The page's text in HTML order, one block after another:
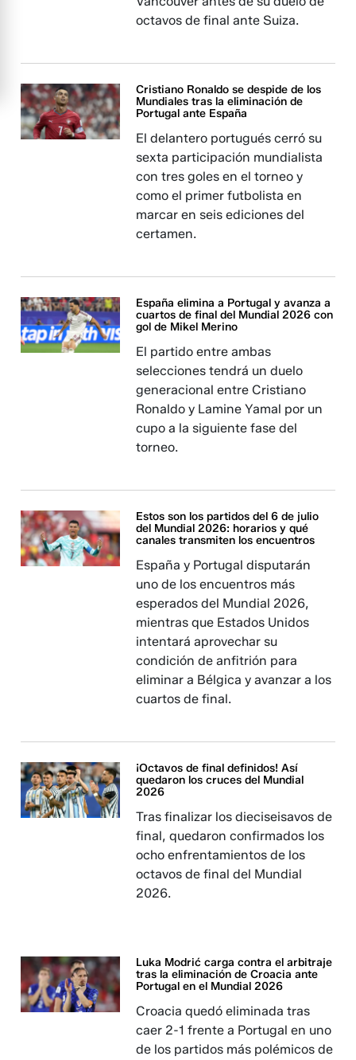
octavos de final ante Suiza.
Cristiano Ronaldo se despide de los
Mundiales tras la eliminación de
Portugal ante España
El delantero portugués cerró su
sexta participación mundialista
con tres goles en el torneo y
como el primer futbolista en
marcar en seis ediciones del
certamen.
España elimina a Portugal y avanza a
cuartos de final del Mundial 2026 con
gol de Mikel Merino
El partido entre ambas
selecciones tendrá un duelo
generacional entre Cristiano
Ronaldo y Lamine Yamal por un
cupo a la siguiente fase del
torneo.
Estos son los partidos del 6 de julio
del Mundial 2026: horarios y qué
canales transmiten los encuentros
España y Portugal disputarán
uno de los encuentros más
esperados del Mundial 2026,
mientras que Estados Unidos
intentará aprovechar su
condición de anfitrión para
eliminar a Bélgica y avanzar a los
cuartos de final.
¡Octavos de final definidos! Así
quedaron los cruces del Mundial
2026
Tras finalizar los dieciseisavos de
final, quedaron confirmados los
ocho enfrentamientos de los
octavos de final del Mundial
2026.
Luka Modrić carga contra el arbitraje
tras la eliminación de Croacia ante
Portugal en el Mundial 2026
Croacia quedó eliminada tras
caer 2-1 frente a Portugal en uno
de los partidos más polémicos de